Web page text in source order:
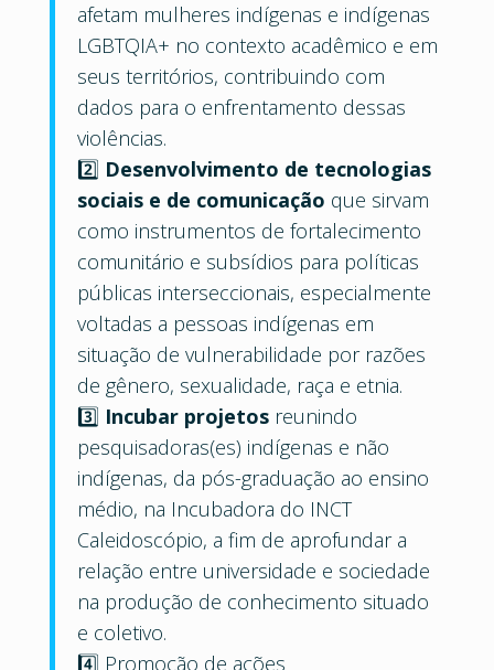
afetam mulheres indígenas e indígenas
LGBTQIA+ no contexto acadêmico e em
seus territórios, contribuindo com
dados para o enfrentamento dessas
violências.
2️⃣ Desenvolvimento de tecnologias
sociais e de comunicação que sirvam
como instrumentos de fortalecimento
comunitário e subsídios para políticas
públicas interseccionais, especialmente
voltadas a pessoas indígenas em
situação de vulnerabilidade por razões
de gênero, sexualidade, raça e etnia.
3️⃣ Incubar projetosreunindo
pesquisadoras(es) indígenas e não
indígenas, da pós-graduação ao ensino
médio, na Incubadora do INCT
Caleidoscópio, a fim de aprofundar a
relação entre universidade e sociedade
na produção de conhecimento situado
e coletivo.
4️⃣ Promoção de ações